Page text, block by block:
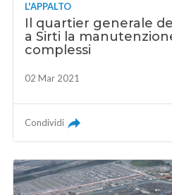
L'APPALTO
Il quartier generale
a Sirti la
complessi
02 Mar 2021
Condividi